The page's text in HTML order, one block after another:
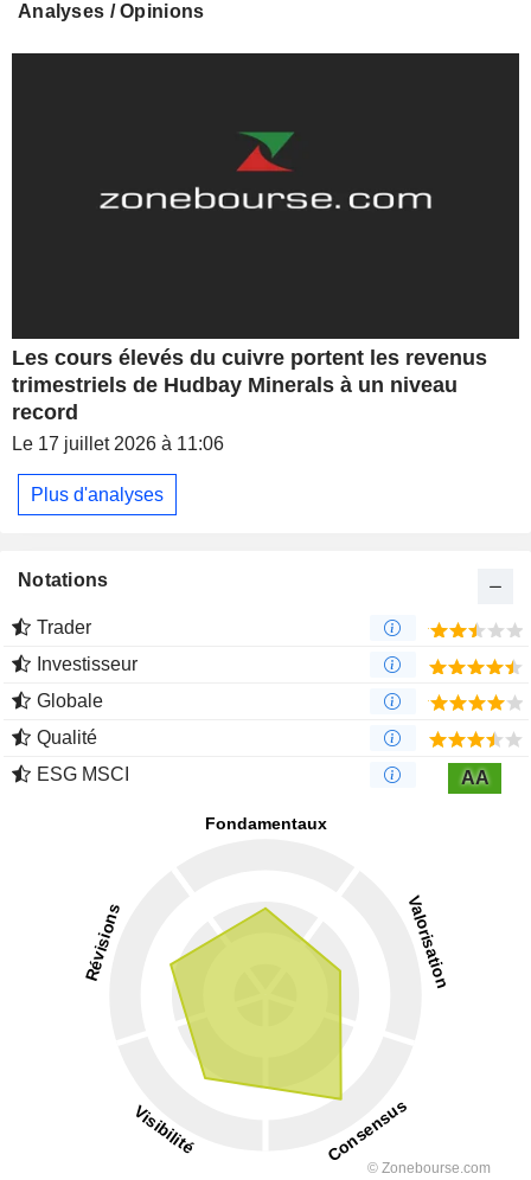
Analyses / Opinions
Les cours élevés du cuivre portent les revenus
trimestriels de Hudbay Minerals à un niveau
record
Le 17 juillet 2026 à 11:06
Plus d'analyses
Notations
Trader
Investisseur
Globale
Qualité
ESG MSCI
AA